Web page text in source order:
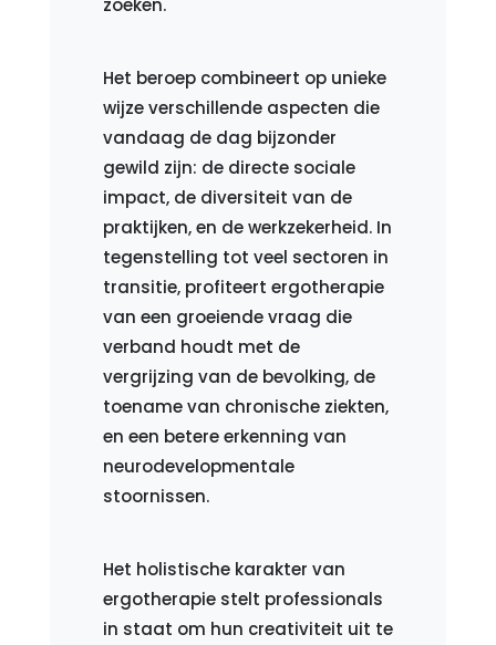
zoeken.
Het beroep combineert op unieke
wijze verschillende aspecten die
vandaag de dag bijzonder
gewild zijn: de directe sociale
impact, de diversiteit van de
praktijken, en de werkzekerheid. In
tegenstelling tot veel sectoren in
transitie, profiteert ergotherapie
van een groeiende vraag die
verband houdt met de
vergrijzing van de bevolking, de
toename van chronische ziekten,
en een betere erkenning van
neurodevelopmentale
stoornissen.
Het holistische karakter van
ergotherapie stelt professionals
in staat om hun creativiteit uit te